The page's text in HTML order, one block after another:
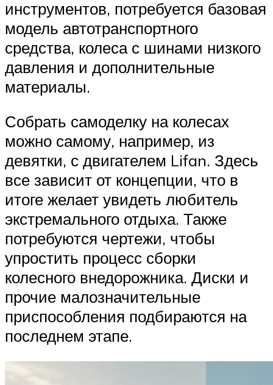
инструментов, потребуется базовая
модель автотранспортного
средства, колеса с шинами низкого
давления и дополнительные
материалы.
Собрать самоделку на колесах
можно самому, например, из
девятки, с двигателем Lifan. Здесь
все зависит от концепции, что в
итоге желает увидеть любитель
экстремального отдыха. Также
потребуются чертежи, чтобы
упростить процесс сборки
колесного внедорожника. Диски и
прочие малозначительные
приспособления подбираются на
последнем этапе.